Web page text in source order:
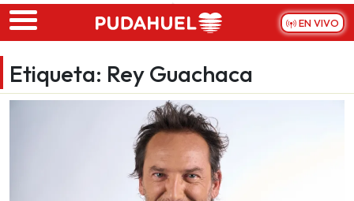
Skip to main content
EN VIVO
Etiqueta: Rey Guachaca